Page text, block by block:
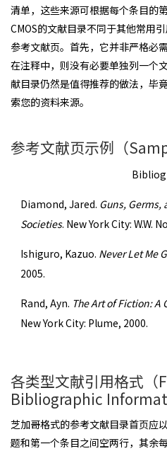
清单，这些来源可根据每个条目的
CMOS的文献目录不同于其他常用
参考文献页。首先，它并非严格必
在注释中，则没有必要单独列一个
献目录仍然是值得推荐的做法，毕
索您的资料来源。
参考文献页示例（
Diamond, Jared. Guns, Germs,
Societies. New York City: W.W.
Ishiguro, Kazuo. Never Let Me
2005.
Rand, Ayn. The Art of Fiction: A
New York City: Plume, 2000.
各类型文献引用格式
Bibliographic
芝加哥格式的参考文献目录首页
题和第一个条目之间空两行，其余